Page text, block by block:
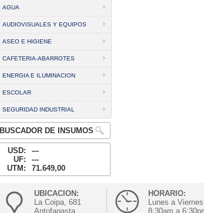
AGUA
AUDIOVISUALES Y EQUIPOS
ASEO E HIGIENE
CAFETERIA-ABARROTES
ENERGIA E ILUMINACION
ESCOLAR
SEGURIDAD INDUSTRIAL
BUSCADOR DE INSUMOS
USD:
---
UF:
---
UTM:
71.649,00
UBICACION:
La Coipa, 681
Antofagasta
HORARIO:
Lunes a Viernes
8:30am a